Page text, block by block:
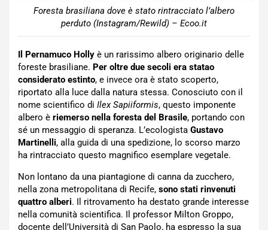
Foresta brasiliana dove è stato rintracciato l’albero
perduto (Instagram/Rewild) – Ecoo.it
Il Pernamuco Holly è un rarissimo albero originario delle
foreste brasiliane. Per oltre due secoli era statao
considerato estinto, e invece ora è stato scoperto,
riportato alla luce dalla natura stessa. Conosciuto con il
nome scientifico di Ilex Sapiiformis, questo imponente
albero è riemerso nella foresta del Brasile, portando con
sé un messaggio di speranza. L’ecologista Gustavo
Martinelli, alla guida di una spedizione, lo scorso marzo
ha rintracciato questo magnifico esemplare vegetale.
Non lontano da una piantagione di canna da zucchero,
nella zona metropolitana di Recife, sono stati rinvenuti
quattro alberi. Il ritrovamento ha destato grande interesse
nella comunità scientifica. Il professor Milton Groppo,
docente dell’Università di San Paolo, ha espresso la sua